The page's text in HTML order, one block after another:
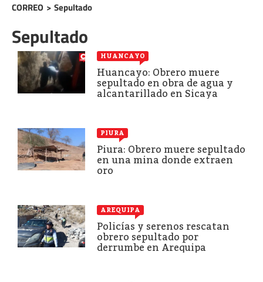
CORREO > Sepultado
Sepultado
HUANCAYO
Huancayo: Obrero muere
sepultado en obra de agua y
alcantarillado en Sicaya
PIURA
Piura: Obrero muere sepultado
en una mina donde extraen
oro
AREQUIPA
Policías y serenos rescatan
obrero sepultado por
derrumbe en Arequipa